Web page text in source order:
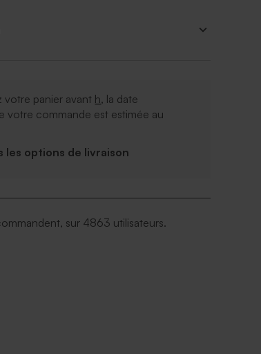
votre panier avant h, la date
votre commande est estimée au
les options de livraison
sur 4863 utilisateurs.